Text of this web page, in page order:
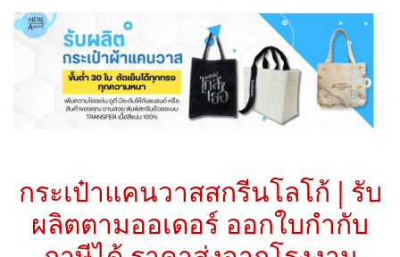
กระเป๋าแคนวาสสกรีนโลโก้ | รับ
ผลิตตามออเดอร์ ออกใบกำกับ